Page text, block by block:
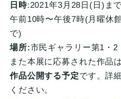
日時:2021年3月28日(日)まで
午前10時〜午後7時(月曜休
で)
場所:市民ギャラリー第1・2
また本展に応募された作品は
作品公開する予定です。詳
ください。